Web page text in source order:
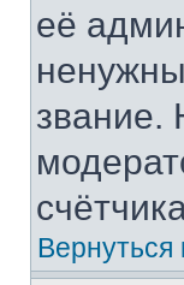
её
звание.
Вернуться